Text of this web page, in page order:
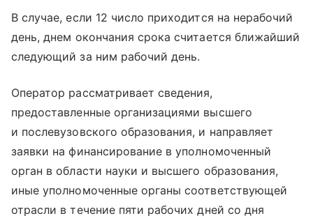
В случае, если 12 число приходится на нерабочий
день, днем окончания срока считается ближайший
следующий за ним рабочий день.
Оператор рассматривает сведения,
предоставленные организациями высшего
и послевузовского образования, и направляет
заявки на финансирование в уполномоченный
орган в области науки и высшего образования,
иные уполномоченные органы соответствующей
отрасли в течение пяти рабочих дней со дня